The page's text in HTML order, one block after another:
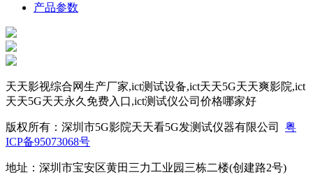
产品参数
天天影视综合网生产厂家,ict测试设备,ict天天5G天天爽影院,ict
天天5G天天永久免费入口,ict测试仪公司价格哪家好
版权所有：深圳市5G影院天天看5G发测试仪器有限公司 粤
ICP备95073068号
地址：深圳市宝安区黄田三力工业园三栋二楼(创建路2号)